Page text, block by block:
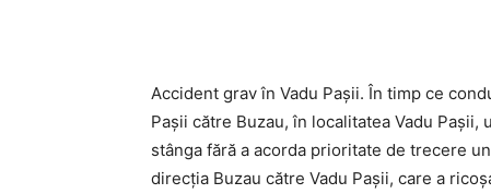
Accident grav în Vadu Pașii. În timp ce
Pașii către Buzau, în localitatea Vadu
stânga fără a acorda prioritate de trecere
direcția Buzau către Vadu Pașii, care a